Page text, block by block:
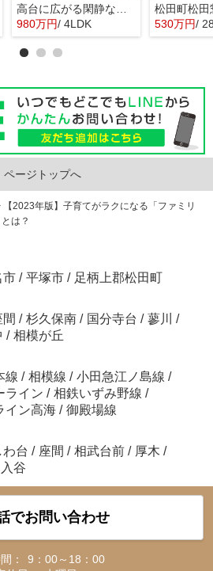
980万円/ 4LDK 530万円/
ページトップへ
【2023年版】子育てがラクになる「ファミリ
は？
市 / 平塚市 / 足柄上郡松田町
間 / 杉久保南 / 国分寺台 / 蓼川 /
/ 相模が丘
線 / 相模線 / 小田急江ノ島線 /
ライン / 相鉄いずみ野線 /
イン高海 / 御殿場線
台 / 座間 / 相武台前 / 厚木 /
入谷
でお問い合わせ
：
9：00～18：00